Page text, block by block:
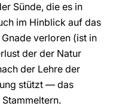
Sünde, die es in
im Hinblick auf das
verloren (ist in
der der Natur
der Lehre der
stützt — das